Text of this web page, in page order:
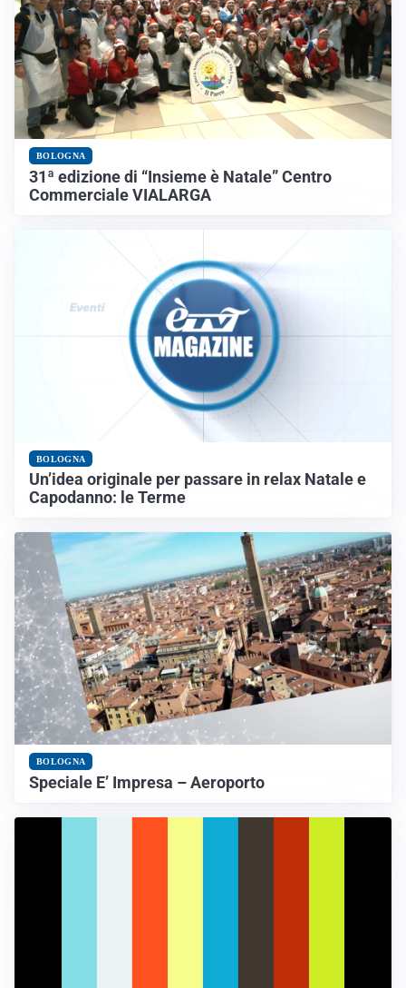
BOLOGNA
31ª edizione di “Insieme è Natale” Centro
Commerciale VIALARGA
BOLOGNA
Un’idea originale per passare in relax Natale e
Capodanno: le Terme
BOLOGNA
Speciale E’ Impresa – Aeroporto